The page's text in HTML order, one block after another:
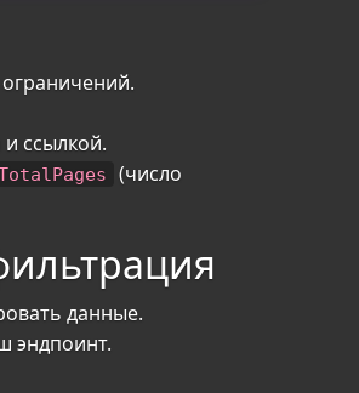
ссылкой.
(число
данные.
эндпоинт.